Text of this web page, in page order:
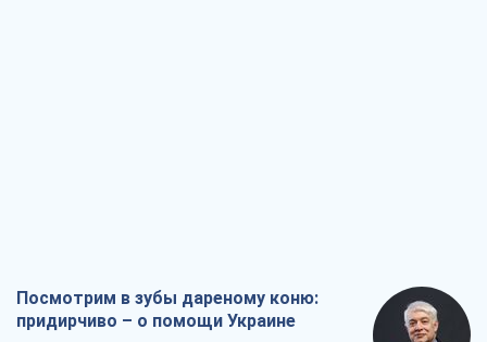
Посмотрим в зубы дареному коню:
придирчиво – о помощи Украине